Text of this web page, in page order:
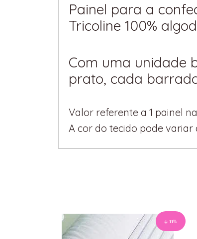
Painel para a
Tricoline 100%
Com uma unidade
prato, cada
Valor referente a 1 painel
A cor do tecido pode
11%